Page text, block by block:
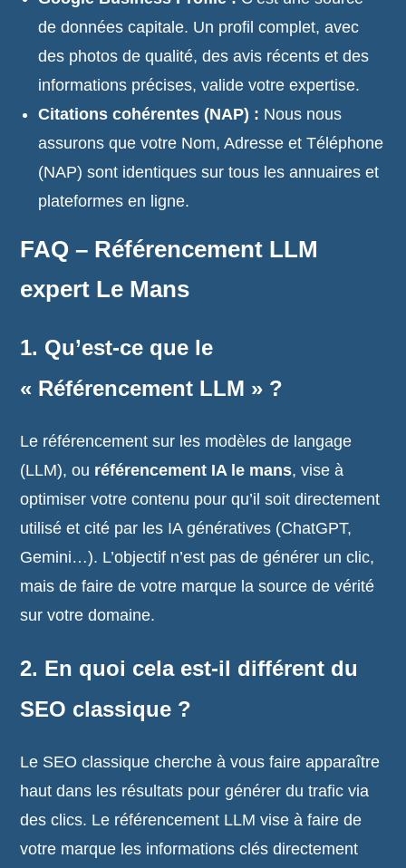
de données capitale. Un profil complet, avec
des photos de qualité, des avis récents et des
informations précises, valide votre expertise.
Citations cohérentes (NAP) : Nous nous
assurons que votre Nom, Adresse et Téléphone
(NAP) sont identiques sur tous les annuaires et
plateformes en ligne.
FAQ – Référencement LLM
expert Le Mans
1. Qu’est-ce que le
« Référencement LLM » ?
Le référencement sur les modèles de langage
(LLM), ou référencement IA le mans, vise à
optimiser votre contenu pour qu’il soit directement
utilisé et cité par les IA génératives (ChatGPT,
Gemini…). L’objectif n’est pas de générer un clic,
mais de faire de votre marque la source de vérité
sur votre domaine.
2. En quoi cela est-il différent du
SEO classique ?
Le SEO classique cherche à vous faire apparaître
haut dans les résultats pour générer du trafic via
des clics. Le référencement LLM vise à faire de
votre marque les informations clés directement